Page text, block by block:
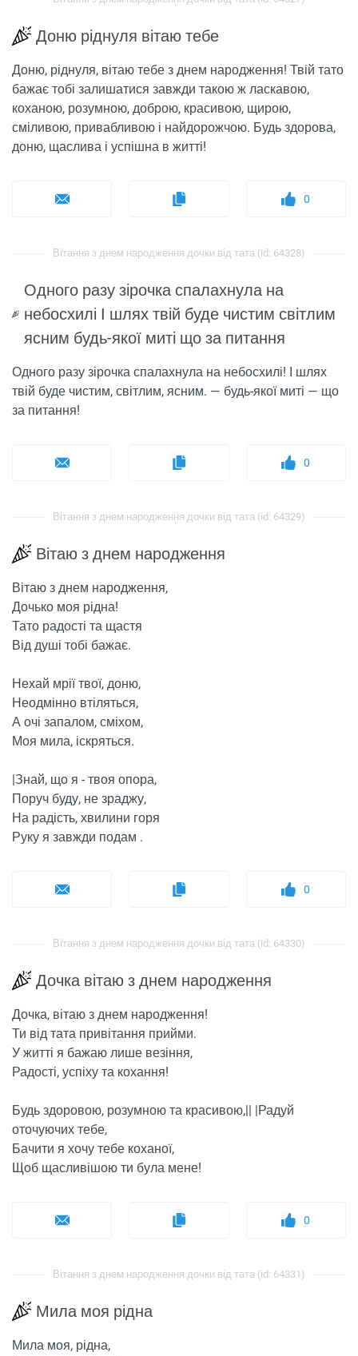
Доню ріднуля вітаю тебе
Доню, ріднуля, вітаю тебе з днем ​​народження! Твій тато
бажає тобі залишатися завжди такою ж ласкавою,
коханою, розумною, доброю, красивою, щирою,
сміливою, привабливою і найдорожчою. Будь здорова,
доню, щаслива і успішна в житті!
0
Вітання з днем ​​народження дочки від тата (id: 64328)
Одного разу зірочка спалахнула на
небосхилі І шлях твій буде чистим світлим
ясним будь-якої миті що за питання
Одного разу зірочка спалахнула на небосхилі! І шлях
твій буде чистим, світлим, ясним. — будь-якої миті — що
за питання!
0
Вітання з днем ​​народження дочки від тата (id: 64329)
Вітаю з днем ​​народження
Вітаю з днем ​​народження,
Дочько моя рідна!
Тато радості та щастя
Від душі тобі бажає.
Нехай мрії твої, доню,
Неодмінно втіляться,
А очі запалом, сміхом,
Моя мила, іскряться.
|Знай, що я - твоя опора,
Поруч буду, не зраджу,
На радість, хвилини горя
Руку я завжди подам .
0
Вітання з днем ​​народження дочки від тата (id: 64330)
Дочка вітаю з днем ​​народження
Дочка, вітаю з днем ​​народження!
Ти від тата привітання прийми.
У житті я бажаю лише везіння,
Радості, успіху та кохання!
Будь здоровою, розумною та красивою,|| |Радуй
оточуючих тебе,
Бачити я хочу тебе коханої,
Щоб щасливішою ти була мене!
0
Вітання з днем ​​народження дочки від тата (id: 64331)
Мила моя рідна
Мила моя, рідна,